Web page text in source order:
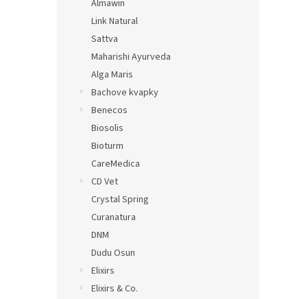
Almawin
Link Natural
Sattva
Maharishi Ayurveda
Alga Maris
Bachove kvapky
Benecos
Biosolis
Bioturm
CareMedica
CD Vet
Crystal Spring
Curanatura
DNM
Dudu Osun
Elixirs
Elixirs & Co.